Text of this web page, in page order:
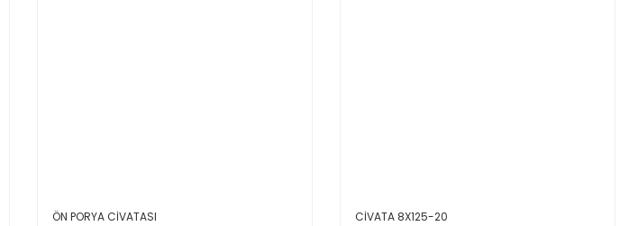
ÖN PORYA CİVATASI CİVATA 8X125-20